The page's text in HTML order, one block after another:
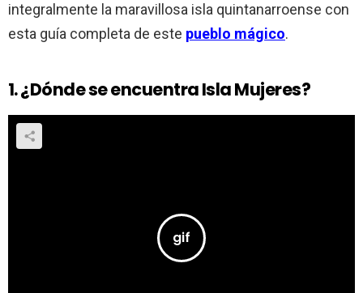
integralmente la maravillosa isla quintanarroense con
esta guía completa de este pueblo mágico.
1. ¿Dónde se encuentra Isla Mujeres?